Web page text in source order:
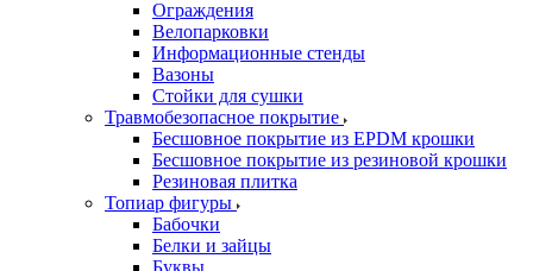
Ограждения
Велопарковки
Информационные стенды
Вазоны
Стойки для сушки
Травмобезопасное покрытие
Бесшовное покрытие из EPDM крошки
Бесшовное покрытие из резиновой крошки
Резиновая плитка
Топиар фигуры
Бабочки
Белки и зайцы
Буквы